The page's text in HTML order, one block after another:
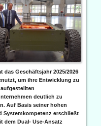
das Geschäftsjahr 2025/2026
um ihre Entwicklung zu
deutlich zu
Auf Basis seiner hohen
Systemkompetenz erschließt
dem Dual- Use-Ansatz